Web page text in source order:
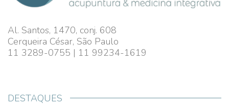
Al. Santos, 1470, conj. 608
Cerqueira César, São Paulo
11 3289-0755 | 11 99234-1619
DESTAQUES